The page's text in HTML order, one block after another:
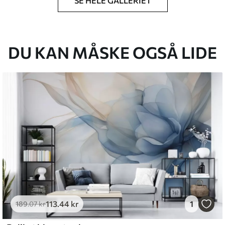
du har angivet, og skæres i identiske
.33269 .00kr/m²
and Stick
.67400.00kr/m²
DU KAN MÅSKE OGSÅ LIDE
189.07kr113 .44 kr 1